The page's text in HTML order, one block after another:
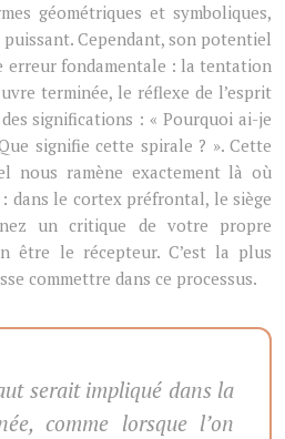
géométriques et symboliques,
Cependant, son potentiel
erreur fondamentale : la tentation
terminée, le réflexe de l’esprit
significations : « Pourquoi ai-je
signifie cette spirale ? ». Cette
nous ramène exactement là où
dans le cortex préfrontal, le siège
un critique de votre propre
être le récepteur. C’est la plus
commettre dans ce processus.
serait impliqué dans la
comme lorsque l’on